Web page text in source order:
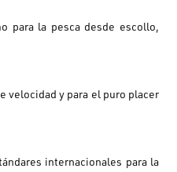
para la pesca desde escollo,
velocidad y para el puro placer
internacionales para la